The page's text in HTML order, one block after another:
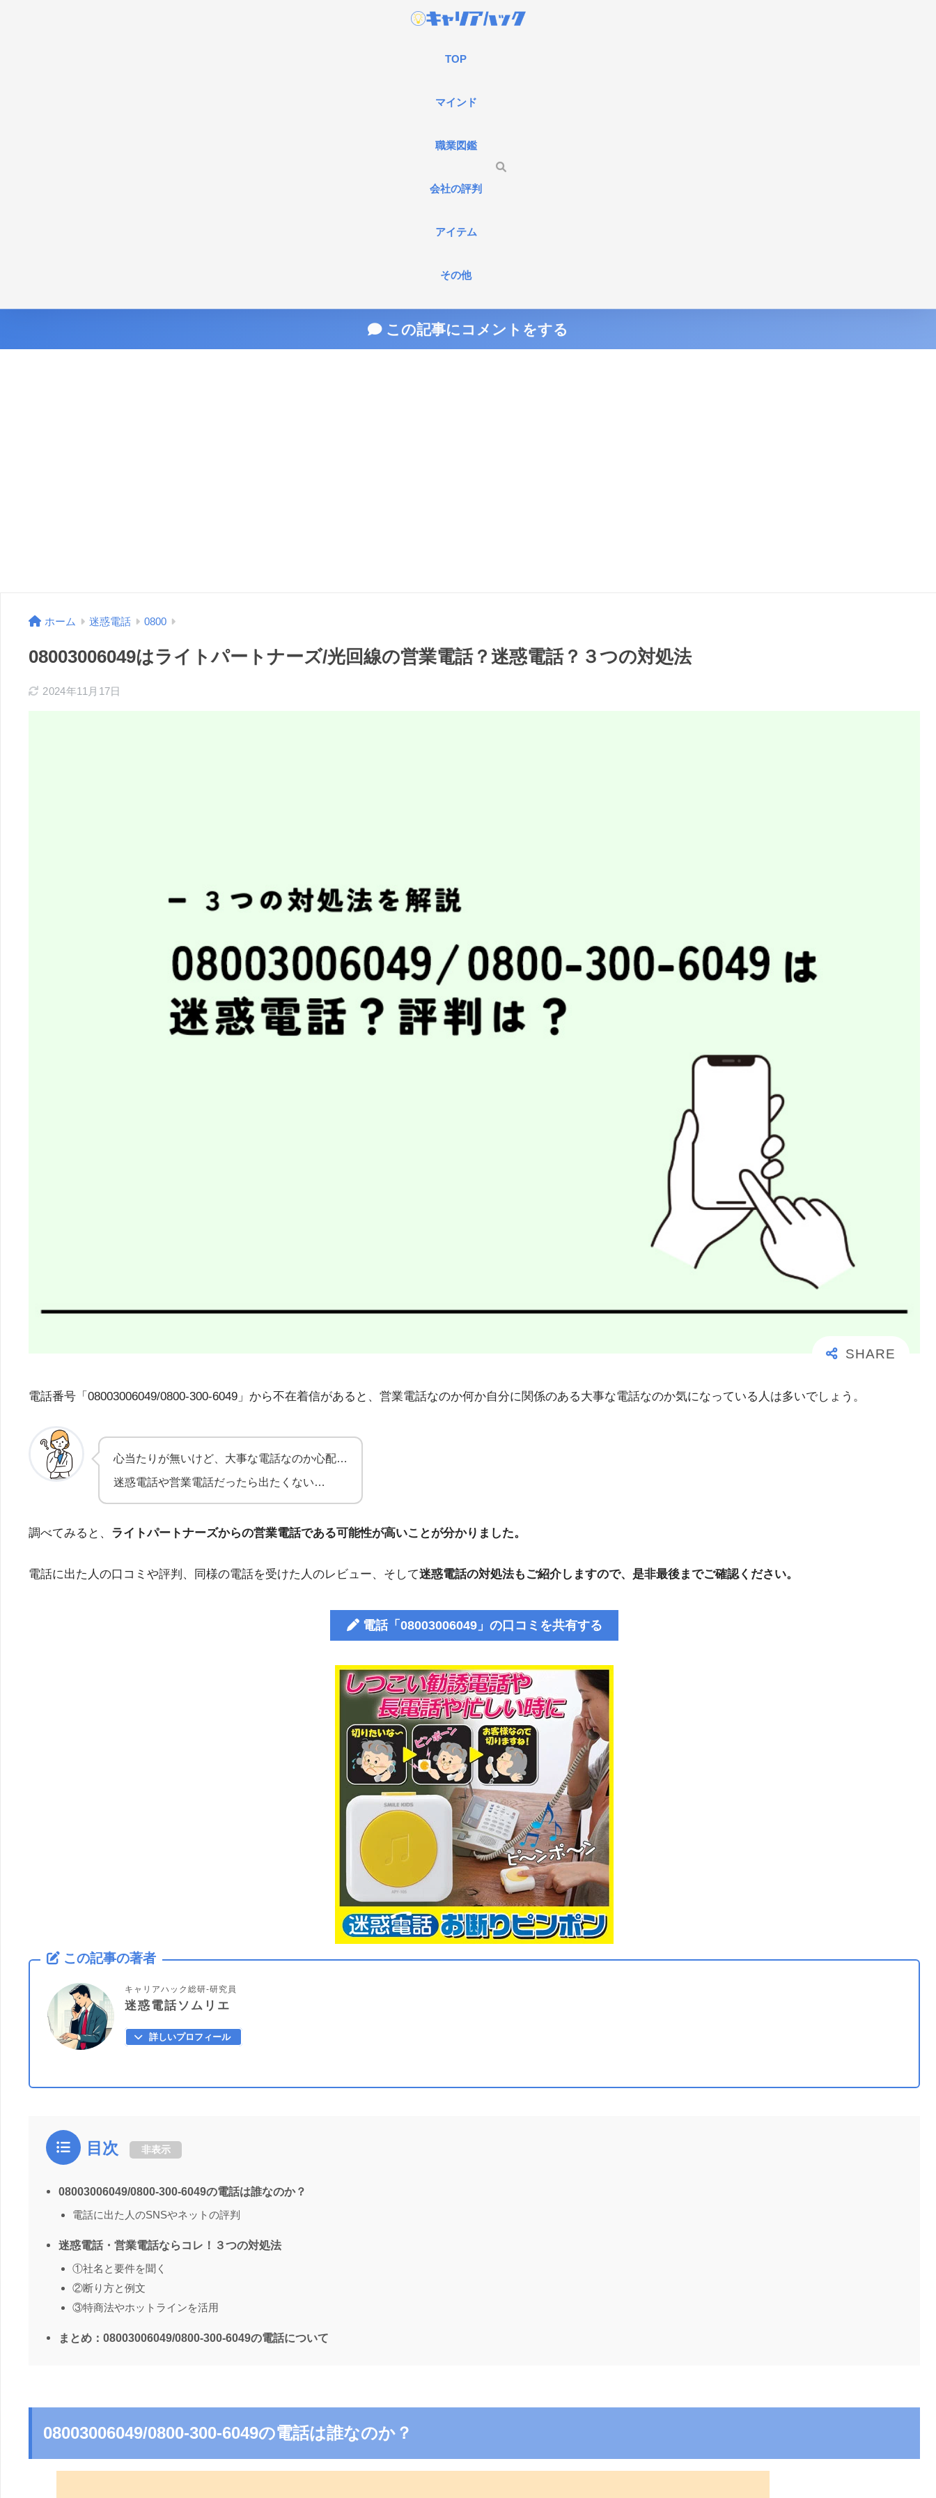
TOP
マインド
職業図鑑
会社の評判
アイテム
その他
この記事にコメントをする
ホーム 迷惑電話 0800
08003006049はライトパートナーズ/光回線の営業電話？迷惑電話？３つの対処法
2024年11月17日
電話番号「08003006049/0800-300-6049」から不在着信があると、営業電話なのか何か自分に関係のある大事な電話なのか気になっている人は多いでしょう。
心当たりが無いけど、大事な電話なのか心配…
迷惑電話や営業電話だったら出たくない…
調べてみると、 ライトパートナーズからの営業電話である可能性が高いことが分かりました。
電話に出た人の口コミや評判、同様の電話を受けた人のレビュー、そして迷惑電話の対処法もご紹介しますので、是非最後までご確認ください。
電話「08003006049」の口コミを共有する
この記事の著者
キャリアハック総研-研究員
迷惑電話ソムリエ
詳しいプロフィール
目次 非表示
08003006049/0800-300-6049の電話は誰なのか？
電話に出た人のSNSやネットの評判
迷惑電話・営業電話ならコレ！３つの対処法
①社名と要件を聞く
②断り方と例文
③特商法やホットラインを活用
まとめ：08003006049/0800-300-6049の電話について
08003006049/0800-300-6049の電話は誰なのか？